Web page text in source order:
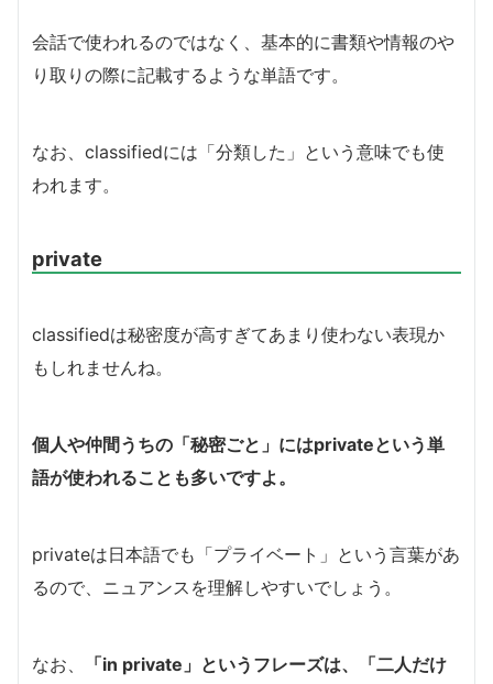
会話で使われるのではなく、基本的に書類や情報のや
り取りの際に記載するような単語です。
なお、classifiedには「分類した」という意味でも使
われます。
private
classifiedは秘密度が高すぎてあまり使わない表現か
もしれませんね。
個人や仲間うちの「秘密ごと」にはprivateという単
語が使われることも多いですよ。
privateは日本語でも「プライベート」という言葉があ
るので、ニュアンスを理解しやすいでしょう。
なお、
「in private」というフレーズは、「二人だけ